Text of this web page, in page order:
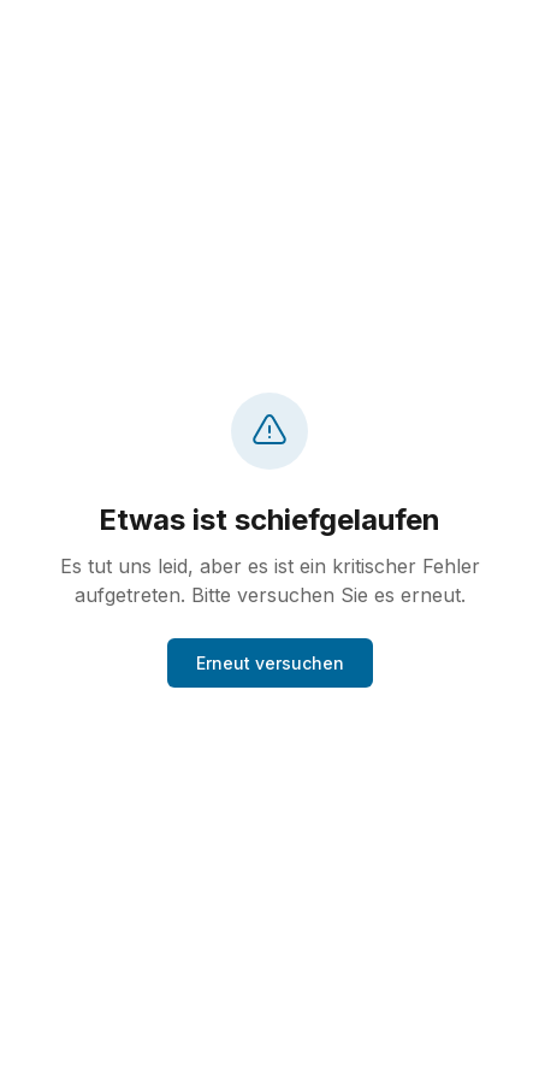
Etwas ist schiefgelaufen
Es tut uns leid, aber es ist ein kritischer Fehler
aufgetreten. Bitte versuchen Sie es erneut.
Erneut versuchen